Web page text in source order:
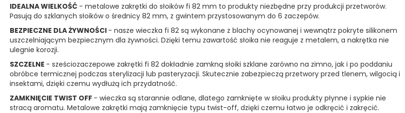
IDEALNA WIELKOŚĆ - metalowe zakrętki do słoików fi 82 mm to produkty niezbędne przy produkcji przetworów.
Pasują do szklanych słoików o średnicy 82 mm, z gwintem przystosowanym do 6 zaczepów.
BEZPIECZNE DLA ŻYWNOŚCI - nasze wieczka fi 82 są wykonane z blachy ocynowanej i wewnątrz pokryte silikonem
uszczelniającym bezpiecznym dla żywności. Dzięki temu zawartość słoika nie reaguje z metalem, a nakrętka nie
ulegnie korozji.
SZCZELNE - sześciozaczepowe zakrętki fi 82 dokładnie zamkną słoiki szklane zarówno na zimno, jak i po poddaniu
obróbce termicznej podczas sterylizacji lub pasteryzacji. Skutecznie zabezpieczą przetwory przed tlenem, wilgocią i
insektami, dzięki czemu wydłużą ich przydatność.
ZAMKNIĘCIE TWIST OFF - wieczka są starannie odlane, dlatego zamknięte w słoiku produkty płynne i sypkie nie
stracą aromatu. Metalowe zakrętki mają zamknięcie typu twist-off, dzięki czemu łatwo je odkręcić i zakręcić.